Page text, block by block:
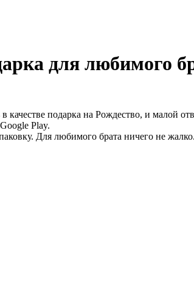
для любимого
подарка на Рождество, и малой
Play.
Для любимого брата ничего не жалко.